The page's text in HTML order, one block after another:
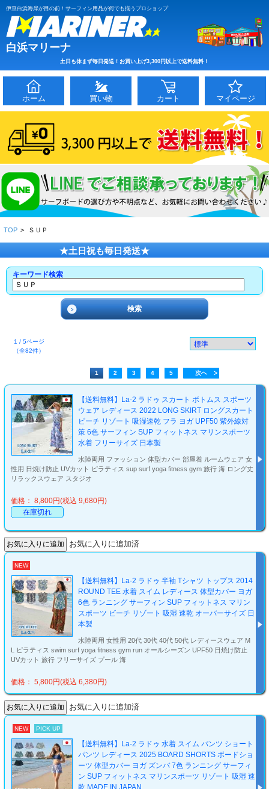
伊豆白浜海岸が目の前！サーフィン用品が何でも揃うプロショップ
白浜マリーナ
土日も休まず毎日発送！お買い上げ3,300円以上で送料無料！
ホーム 買い物 カート マイページ
TOP > ＳＵＰ
★土日祝も毎日発送★
キーワード検索
1 / 5ページ
（全82件）
1 2 3 4 5 次へ
【送料無料】La-2 ラドゥ スカート ボトムス スポーツ
ウェア レディース 2022 LONG SKIRT ロングスカート
ビーチ リゾート 吸湿速乾 フラ ヨガ UPF50 紫外線対
策 6色 サーフィン SUP フィットネス マリンスポーツ
水着 フリーサイズ 日本製
水陸両用 ファッション 体型カバー 部屋着 ルームウェア 女
性用 日焼け防止 UVカット ピラティス sup surf yoga fitness gym 旅行 海 ロング丈
リラックスウェア スタジオ
価格： 8,800円(税込 9,680円)
在庫切れ
お気に入りに追加済
NEW
【送料無料】La-2 ラドゥ 半袖 Tシャツ トップス 2014
ROUND TEE 水着 スイム レディース 体型カバー ヨガ
6色 ランニング サーフィン SUP フィットネス マリン
スポーツ ビーチ リゾート 吸湿 速乾 オーバーサイズ 日
本製
水陸両用 女性用 20代 30代 40代 50代 レディースウェア M
L ピラティス swim surf yoga fitness gym run オールシーズン UPF50 日焼け防止
UVカット 旅行 フリーサイズ プール 海
価格： 5,800円(税込 6,380円)
お気に入りに追加済
NEW PICK UP
【送料無料】La-2 ラドゥ 水着 スイム パンツ ショート
パンツ レディース 2025 BOARD SHORTS ボードショ
ーツ 体型カバー ヨガ ズンバ 7色 ランニング サーフィ
ン SUP フィットネス マリンスポーツ リゾート 吸湿 速
乾 MADE IN JAPAN